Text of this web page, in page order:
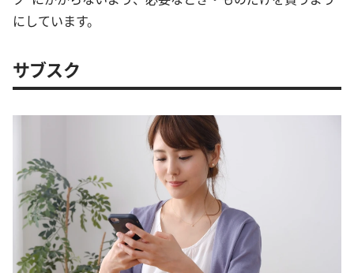
にしています。
サブスク